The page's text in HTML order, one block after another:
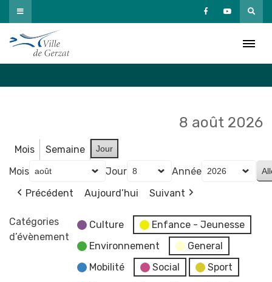
Passer
au
contenu
8 août 2026
Mois Semaine Jour
Mois Jour
Année
Précédent
Aujourd’hui Suivant
Catégories
d’évènement
Culture
Enfance - Jeunesse
Environnement
General
Mobilité
Social
Sport